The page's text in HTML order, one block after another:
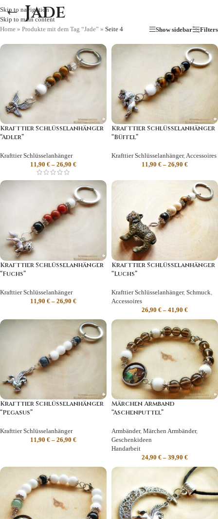
Skip to navigation
Skip to main content
Jade
Home » Produkte mit dem Tag “Jade” » Seite 4 Show sidebar Filters
Krafttier Schlüsselanhänger
“Adler”
Krafttier Schlüsselanhänger
11,90 € – 26,90 €
Krafttier Schlüsselanhänger
“Büffel”
Krafttier Schlüsselanhänger,Accessoires
11,90 € – 26,90 €
Krafttier Schlüsselanhänger
“Fuchs”
Krafttier Schlüsselanhänger
11,90 € – 26,90 €
Krafttier Schlüsselanhänger
“Luchs”
Krafttier Schlüsselanhänger, Schmuck
Accessoires
26,90 € – 41,90 €
Krafttier Schlüsselanhänger
“Pegasus”
Krafttier Schlüsselanhänger
11,90 € – 26,90 €
Märchen Armband
“Aschenputtel”
Armbänder, Märchen Armbänder,
Geschenkideen
Handarbeit
24,90 € – 39,90 €